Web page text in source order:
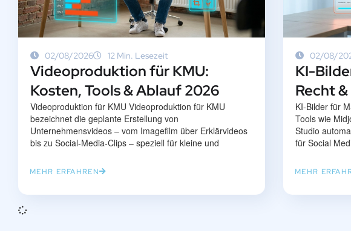
02/08/2026 12 Min. Lesezeit
Videoproduktion für KMU:
Kosten, Tools & Ablauf 2026
Videoproduktion für KMU Videoproduktion für KMU
bezeichnet die geplante Erstellung von
Unternehmensvideos – vom Imagefilm über Erklärvideos
bis zu Social-Media-Clips – speziell für kleine und
MEHR ERFAHREN
02/08/
KI-
Recht
KI-Bilder für
Tools wie
Studio
für Social
MEHR